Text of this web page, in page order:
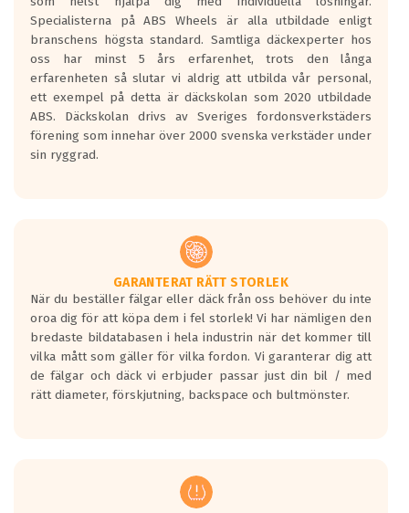
den kortaste bromssträckan och F är den
längsta.
Inga D eller G betyg delas ut för
personbilar och lätta lastbilar.
Betyget sätts efter ett test där däcken
skall bromsa in på en väg där det ligger
0.5-1.5 mm vatten.
I 80km/h kommer skillnaden på
Vid körning i över 50km/h brukar
rullmotståndets ljud överträffa
motorljudet.
På däckmärkningen kommer det finnas
en symbol av ett däck med vågar. Hög
bullernivå markeras med svarta vågor
medans de vita vågorna påvisar om det är
ett tyst däck.
regelverket som introduceras år 2016.
Ett däck med två svarta vågor är redan
Specialisterna på ABS Wheels är alla utbildade enligt
branschens högsta standard. Samtliga däckexperter hos
oss har minst 5 års erfarenhet, trots den långa
erfarenheten så slutar vi aldrig att utbilda vår personal,
ett exempel på detta är däckskolan som 2020 utbildade
ABS. Däckskolan drivs av Sveriges fordonsverkstäders
förening som innehar över 2000 svenska verkstäder under
sin ryggrad.
GARANTERAT RÄTT STORLEK
När du beställer fälgar eller däck från oss behöver du inte
oroa dig för att köpa dem i fel storlek! Vi har nämligen den
bredaste bildatabasen i hela industrin när det kommer till
vilka mått som gäller för vilka fordon. Vi garanterar dig att
de fälgar och däck vi erbjuder passar just din bil / med
rätt diameter, förskjutning, backspace och bultmönster.